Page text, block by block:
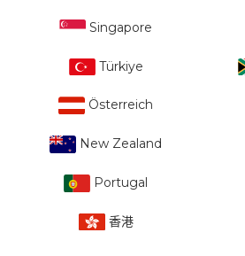
Singapore
Türkiye
Österreich
New Zealand
Portugal
香港